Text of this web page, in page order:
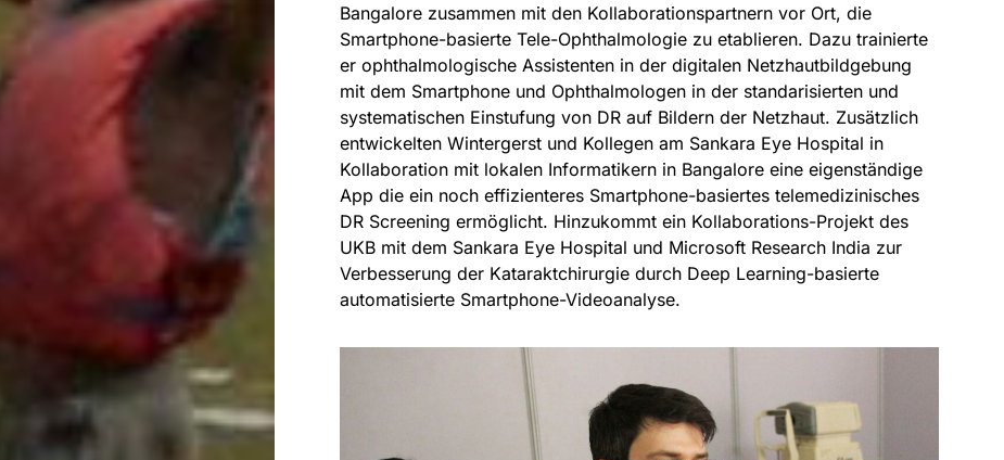
Bangalore zusammen mit den Kollaborationspartnern vor Ort, die
Smartphone-basierte Tele-Ophthalmologie zu etablieren. Dazu trainierte
er ophthalmologische Assistenten in der digitalen Netzhautbildgebung
mit dem Smartphone und Ophthalmologen in der standarisierten und
systematischen Einstufung von DR auf Bildern der Netzhaut. Zusätzlich
entwickelten Wintergerst und Kollegen am Sankara Eye Hospital in
Kollaboration mit lokalen Informatikern in Bangalore eine eigenständige
App die ein noch effizienteres Smartphone-basiertes telemedizinisches
DR Screening ermöglicht. Hinzukommt ein Kollaborations-Projekt des
UKB mit dem Sankara Eye Hospital und Microsoft Research India zur
Verbesserung der Kataraktchirurgie durch Deep Learning-basierte
automatisierte Smartphone-Videoanalyse.